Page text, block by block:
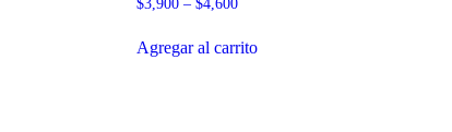
$3,900 – $4,600
Agregar al carrito